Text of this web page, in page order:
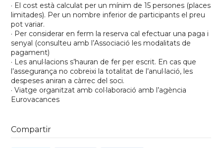
· El cost està calculat per un mínim de 15 persones (places
limitades). Per un nombre inferior de participants el preu
pot variar.
· Per considerar en ferm la reserva cal efectuar una paga i
senyal (consulteu amb l’Associació les modalitats de
pagament)
· Les anul·lacions s’hauran de fer per escrit. En cas que
l’assegurança no cobreixi la totalitat de l’anul·lació, les
despeses aniran a càrrec del soci.
· Viatge organitzat amb col·laboració amb l’agència
Eurovacances
Compartir